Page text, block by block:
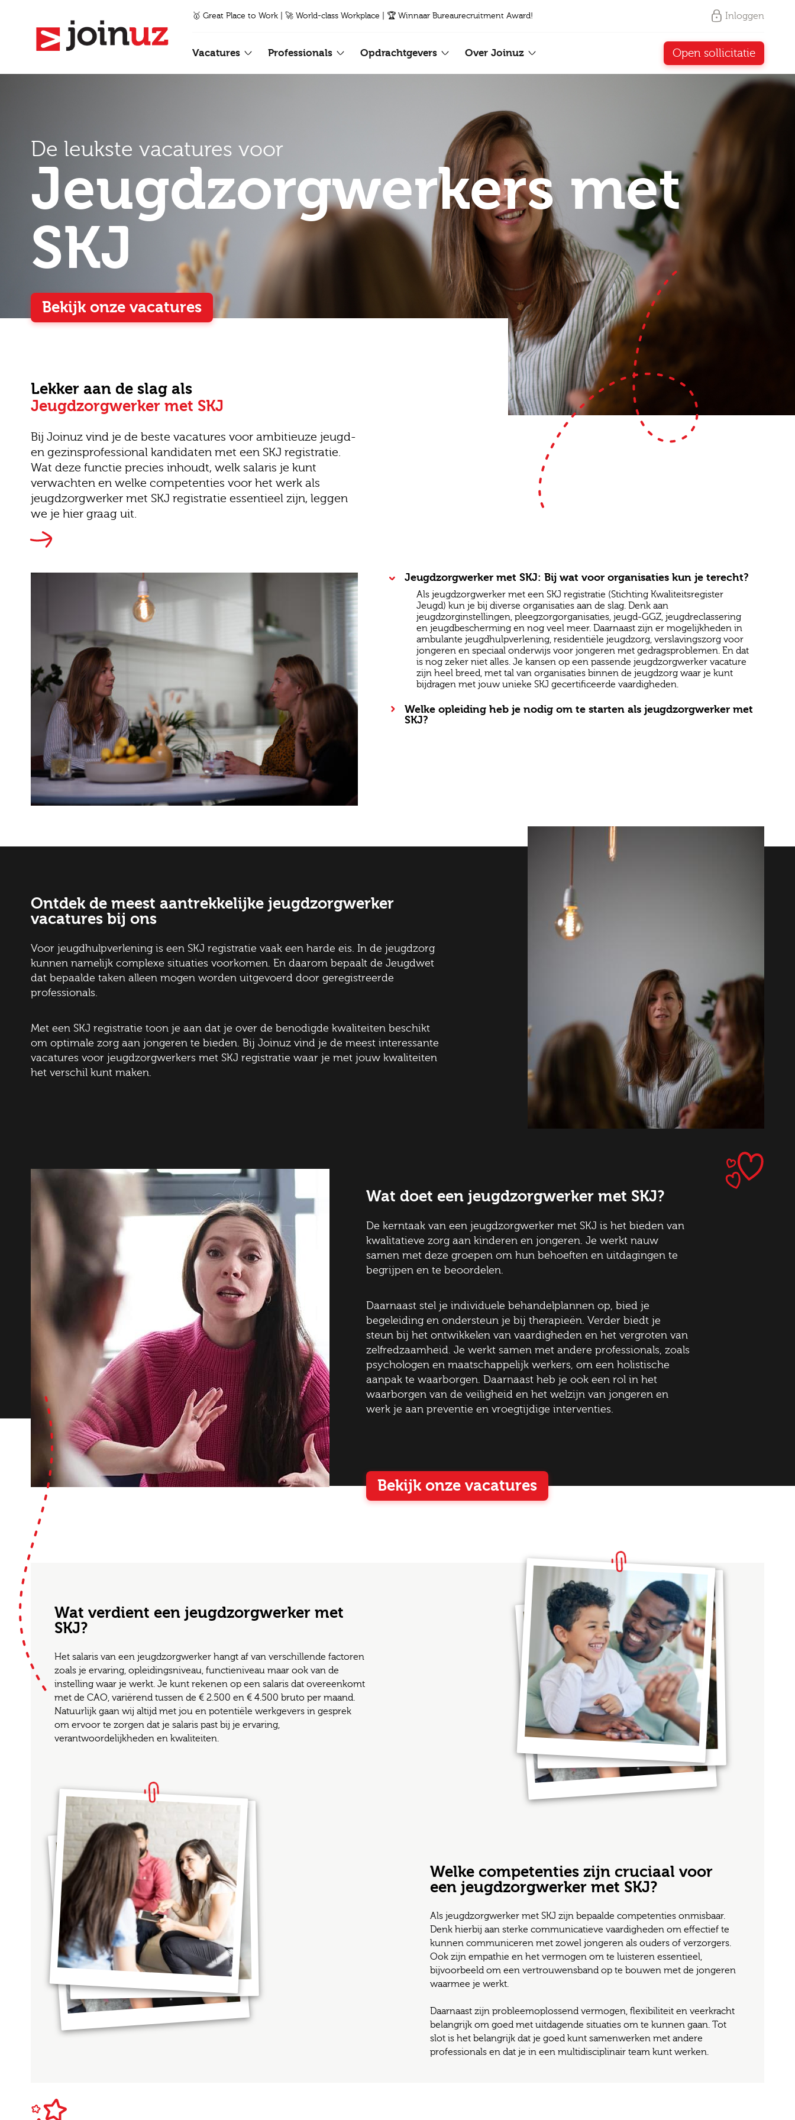
🥇 Great Place to Work | 🚀 World-class Workplace | 🏆 Winnaar Bureaurecruitment Award! Inloggen
Vacatures Professionals Opdrachtgevers Over Joinuz Open sollicitatie
De leukste vacatures voor
Jeugdzorgwerkers met
SKJ
Bekijk onze vacatures
Lekker aan de slag als
Jeugdzorgwerker met SKJ
Bij Joinuz vind je de beste vacatures voor ambitieuze jeugd-
en gezinsprofessional kandidaten met een SKJ registratie.
Wat deze functie precies inhoudt, welk salaris je kunt
verwachten en welke competenties voor het werk als
jeugdzorgwerker met SKJ registratie essentieel zijn, leggen
we je hier graag uit.
Jeugdzorgwerker met SKJ: Bij wat voor organisaties kun je terecht?
Als jeugdzorgwerker met een SKJ registratie (Stichting Kwaliteitsregister
Jeugd) kun je bij diverse organisaties aan de slag. Denk aan
jeugdzorginstellingen, pleegzorgorganisaties, jeugd-GGZ, jeugdreclassering
en jeugdbescherming en nog veel meer. Daarnaast zijn er mogelijkheden in
ambulante jeugdhulpverlening, residentiële jeugdzorg, verslavingszorg voor
jongeren en speciaal onderwijs voor jongeren met gedragsproblemen. En dat
is nog zeker niet alles. Je kansen op een passende jeugdzorgwerker vacature
zijn heel breed, met tal van organisaties binnen de jeugdzorg waar je kunt
bijdragen met jouw unieke SKJ gecertificeerde vaardigheden.
Welke opleiding heb je nodig om te starten als jeugdzorgwerker met
SKJ?
Ontdek de meest aantrekkelijke jeugdzorgwerker
vacatures bij ons
Voor jeugdhulpverlening is een SKJ registratie vaak een harde eis. In de jeugdzorg
kunnen namelijk complexe situaties voorkomen. En daarom bepaalt de Jeugdwet
dat bepaalde taken alleen mogen worden uitgevoerd door geregistreerde
professionals.
Met een SKJ registratie toon je aan dat je over de benodigde kwaliteiten beschikt
om optimale zorg aan jongeren te bieden. Bij Joinuz vind je de meest interessante
vacatures voor jeugdzorgwerkers met SKJ registratie waar je met jouw kwaliteiten
het verschil kunt maken.
Wat doet een jeugdzorgwerker met SKJ?
De kerntaak van een jeugdzorgwerker met SKJ is het bieden van
kwalitatieve zorg aan kinderen en jongeren. Je werkt nauw
samen met deze groepen om hun behoeften en uitdagingen te
begrijpen en te beoordelen.
Daarnaast stel je individuele behandelplannen op, bied je
begeleiding en ondersteun je bij therapieën. Verder biedt je
steun bij het ontwikkelen van vaardigheden en het vergroten van
zelfredzaamheid. Je werkt samen met andere professionals, zoals
psychologen en maatschappelijk werkers, om een holistische
aanpak te waarborgen. Daarnaast heb je ook een rol in het
waarborgen van de veiligheid en het welzijn van jongeren en
werk je aan preventie en vroegtijdige interventies.
Bekijk onze vacatures
Wat verdient een jeugdzorgwerker met
SKJ?
Het salaris van een jeugdzorgwerker hangt af van verschillende factoren
zoals je ervaring, opleidingsniveau, functieniveau maar ook van de
instelling waar je werkt. Je kunt rekenen op een salaris dat overeenkomt
met de CAO, variërend tussen de € 2.500 en € 4.500 bruto per maand.
Natuurlijk gaan wij altijd met jou en potentiële werkgevers in gesprek
om ervoor te zorgen dat je salaris past bij je ervaring,
verantwoordelijkheden en kwaliteiten.
Welke competenties zijn cruciaal voor
een jeugdzorgwerker met SKJ?
Als jeugdzorgwerker met SKJ zijn bepaalde competenties onmisbaar.
Denk hierbij aan sterke communicatieve vaardigheden om effectief te
kunnen communiceren met zowel jongeren als ouders of verzorgers.
Ook zijn empathie en het vermogen om te luisteren essentieel,
bijvoorbeeld om een vertrouwensband op te bouwen met de jongeren
waarmee je werkt.
Daarnaast zijn probleemoplossend vermogen, flexibiliteit en veerkracht
belangrijk om goed met uitdagende situaties om te kunnen gaan. Tot
slot is het belangrijk dat je goed kunt samenwerken met andere
professionals en dat je in een multidisciplinair team kunt werken.
Altijd als 1e op de hoogte van de
nieuwste vacatures als je een job
alert aanmaakt!
E-mail
Postcode
Bezorgopties
Ik ga akkoord met het